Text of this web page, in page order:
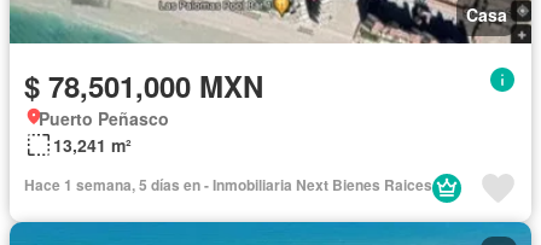
Casa
$ 78,501,000 MXN
Puerto Peñasco
13,241 m²
Hace 1 semana, 5 días en - Inmobiliaria Next Bienes Raices